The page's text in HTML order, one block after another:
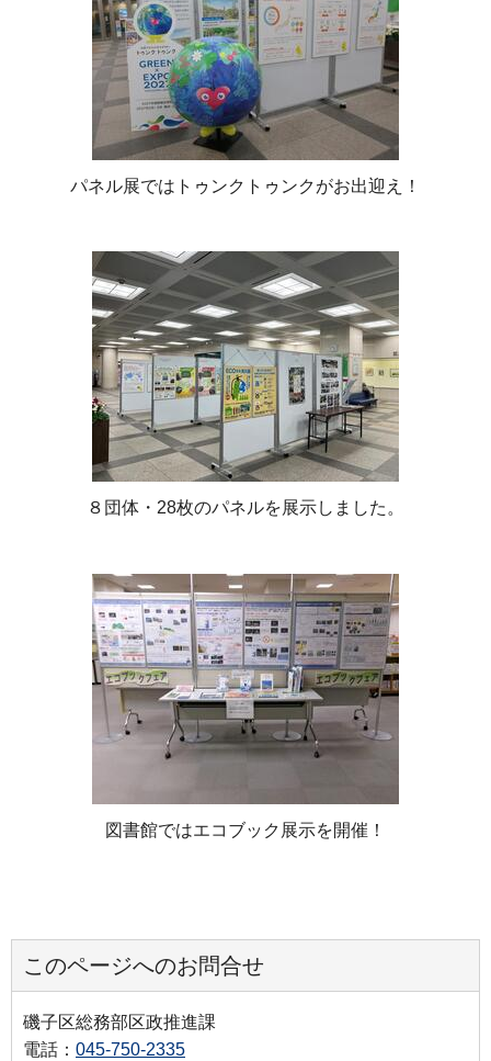
パネル展ではトゥンクトゥンクがお出迎え！
８団体・28枚のパネルを展示しました。
図書館ではエコブック展示を開催！
このページへのお問合せ
磯子区総務部区政推進課
電話： 045-750-2335